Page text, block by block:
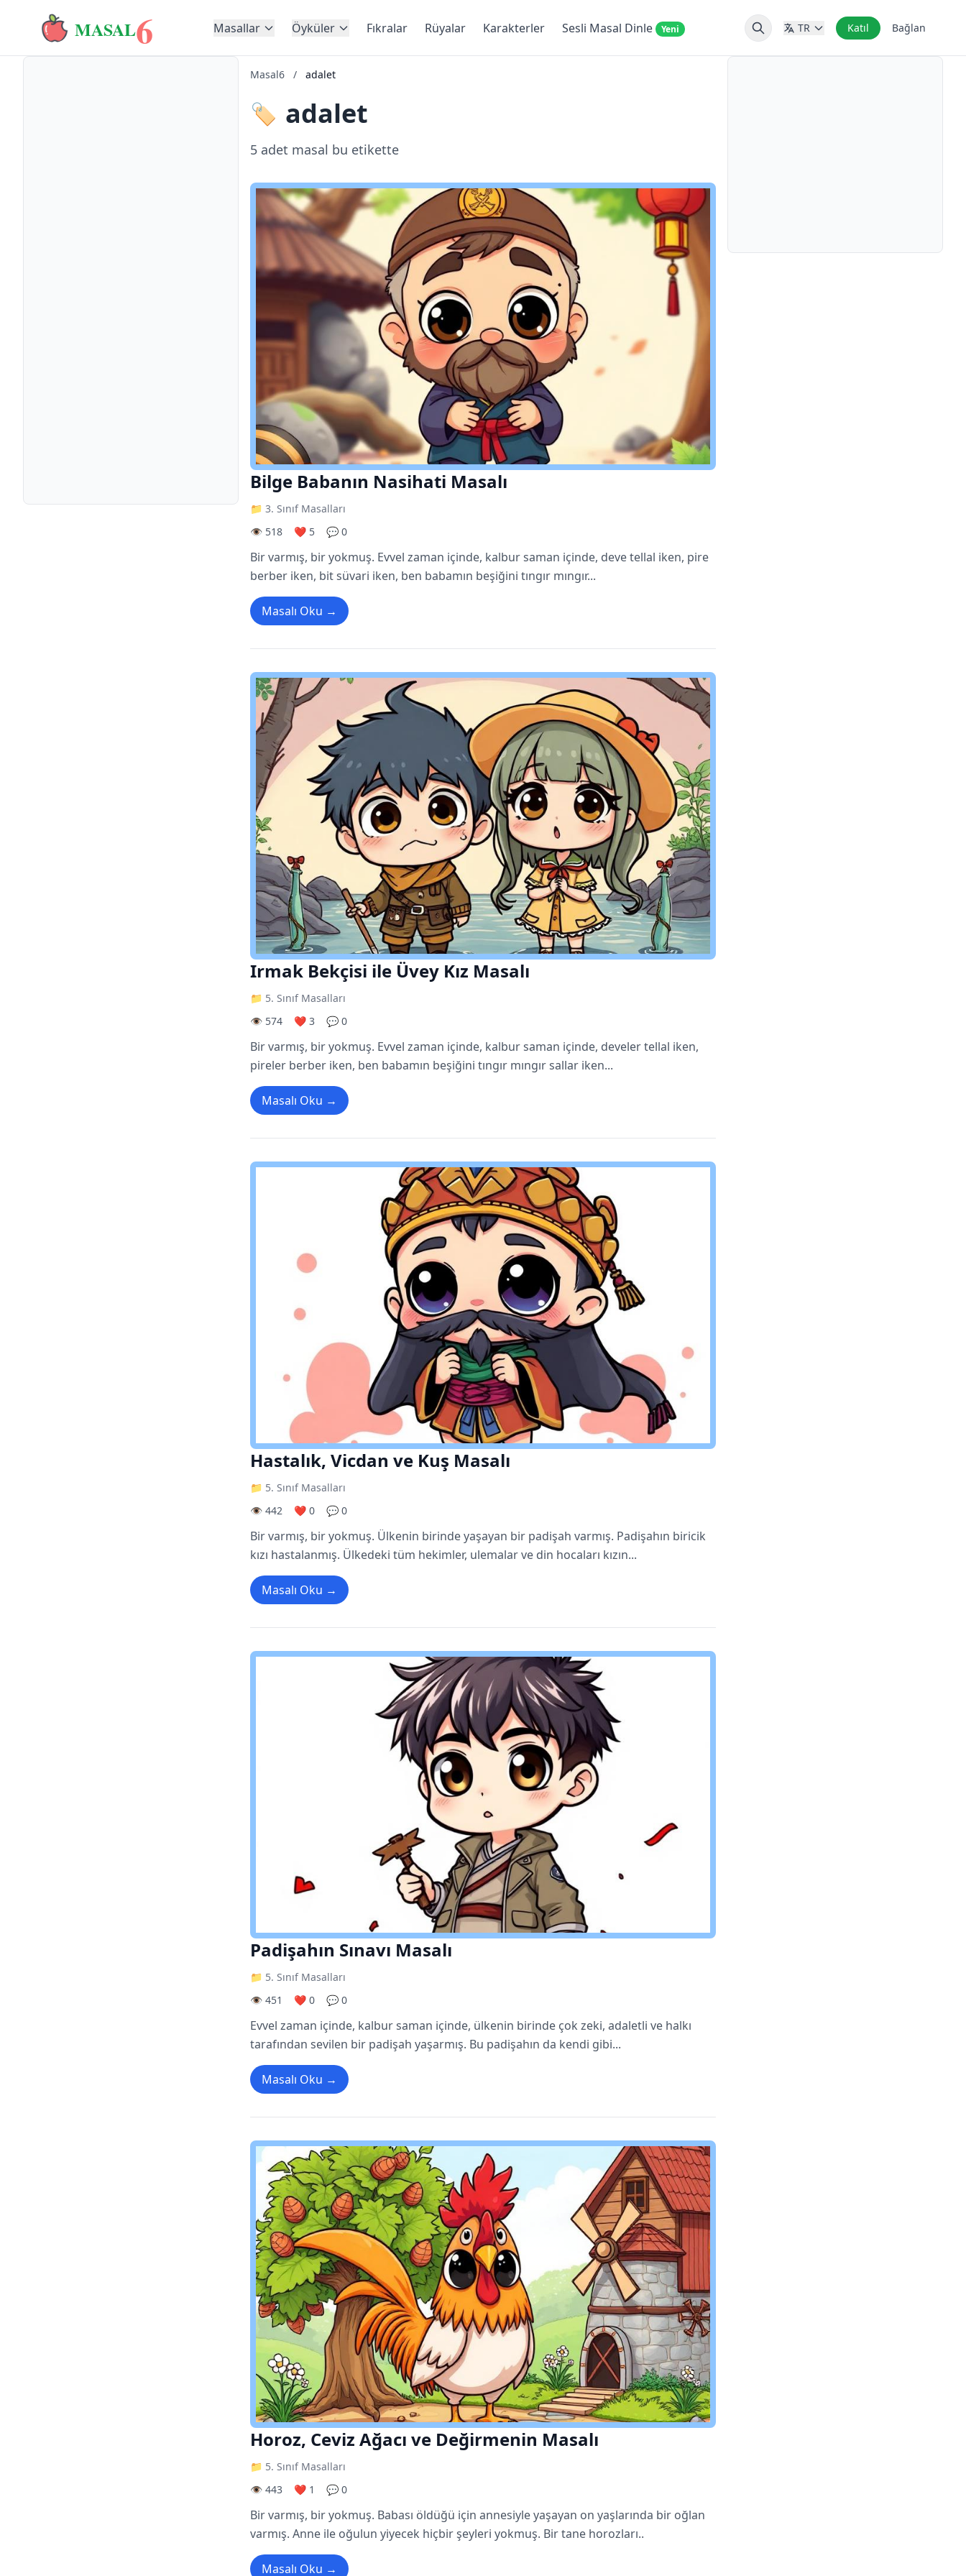
MASAL6 Masallar Öyküler Fıkralar Rüyalar Karakterler Sesli Masal Dinle Yeni TR Katıl Bağlan
Masal6 / adalet
🏷️ adalet
5 adet masal bu etikette
Bilge Babanın Nasihati Masalı
📁 3. Sınıf Masalları
👁️ 518
❤️ 5 💬 0
Bir varmış, bir yokmuş. Evvel zaman içinde, kalbur saman içinde, deve tellal iken, pire
berber iken, bit süvari iken, ben babamın beşiğini tıngır mıngır...
Masalı Oku →
Irmak Bekçisi ile Üvey Kız Masalı
📁 5. Sınıf Masalları
👁️ 574
❤️ 3 💬 0
Bir varmış, bir yokmuş. Evvel zaman içinde, kalbur saman içinde, develer tellal iken,
pireler berber iken, ben babamın beşiğini tıngır mıngır sallar iken...
Masalı Oku →
Hastalık, Vicdan ve Kuş Masalı
📁 5. Sınıf Masalları
👁️ 442
❤️ 0 💬 0
Bir varmış, bir yokmuş. Ülkenin birinde yaşayan bir padişah varmış. Padişahın biricik
kızı hastalanmış. Ülkedeki tüm hekimler, ulemalar ve din hocaları kızın...
Masalı Oku →
Padişahın Sınavı Masalı
📁 5. Sınıf Masalları
👁️ 451
❤️ 0 💬 0
Evvel zaman içinde, kalbur saman içinde, ülkenin birinde çok zeki, adaletli ve halkı
tarafından sevilen bir padişah yaşarmış. Bu padişahın da kendi gibi...
Masalı Oku →
Horoz, Ceviz Ağacı ve Değirmenin Masalı
📁 5. Sınıf Masalları
👁️ 443
❤️ 1 💬 0
Bir varmış, bir yokmuş. Babası öldüğü için annesiyle yaşayan on yaşlarında bir oğlan
varmış. Anne ile oğulun yiyecek hiçbir şeyleri yokmuş. Bir tane horozları..
Masalı Oku →